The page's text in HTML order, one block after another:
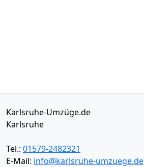
Karlsruhe-Umzüge.de
Karlsruhe
Tel.: 01579-2482321
E-Mail: info@karlsruhe-umzuege.de